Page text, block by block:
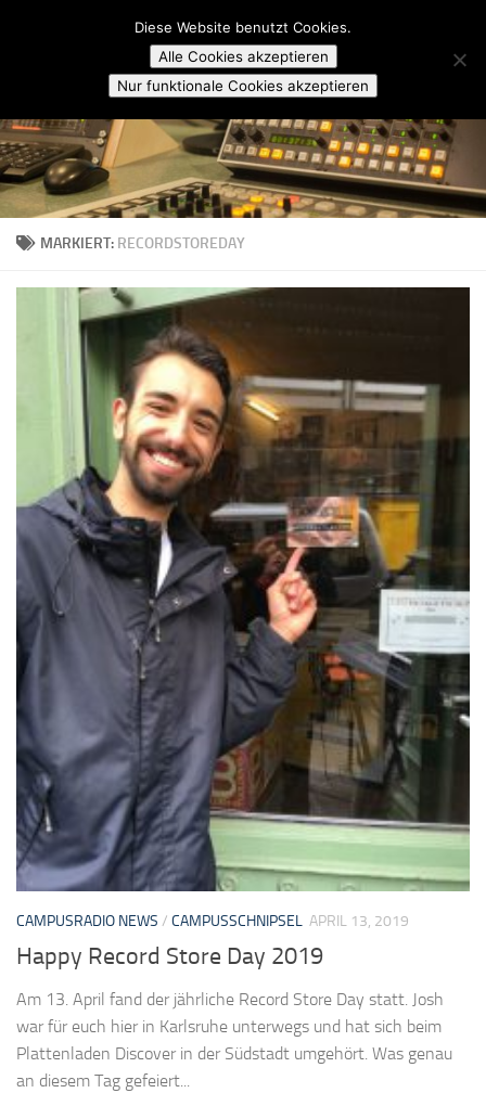
Skip to content
Campusradio Karlsruhe
MARKIERT: RECORDSTOREDAY
CAMPUSRADIO NEWS / CAMPUSSCHNIPSEL APRIL 13, 2019
Happy Record Store Day 2019
Am 13. April fand der jährliche Record Store Day statt. Josh
war für euch hier in Karlsruhe unterwegs und hat sich beim
Plattenladen Discover in der Südstadt umgehört. Was genau
an diesem Tag gefeiert...
Diese Website benutzt Cookies.
Alle Cookies akzeptieren
Nur funktionale Cookies akzeptieren